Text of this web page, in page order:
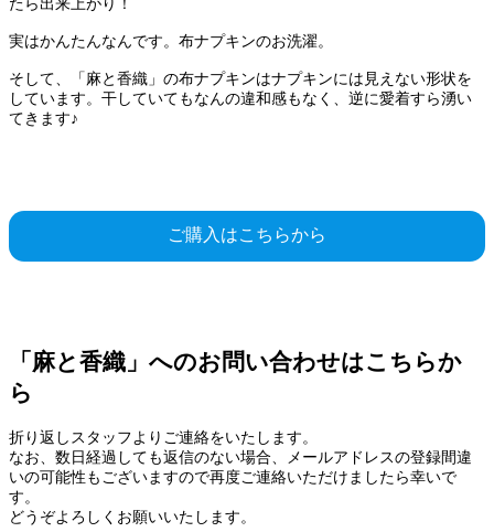
実はかんたんなんです。布ナプキンのお洗濯。
そして、「麻と香織」の布ナプキンはナプキンには見えない形状を
しています。干していてもなんの違和感もなく、逆に愛着すら湧い
てきます♪
ご購入はこちらから
「麻と香織」へのお問い合わせはこちらか
ら
折り返しスタッフよりご連絡をいたします。
なお、数日経過しても返信のない場合、メールアドレスの登録間違
いの可能性もございますので再度ご連絡いただけましたら幸いで
す。
どうぞよろしくお願いいたします。